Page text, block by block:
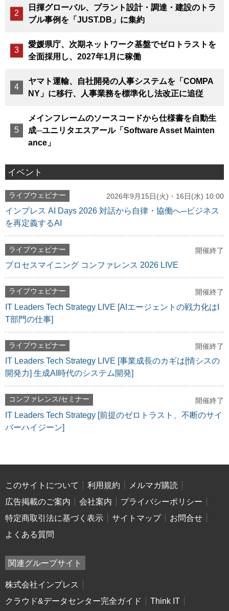
日揮グローバル、プラント設計・調達・建設のトラ
ブル事例を「JUST.DB」に集約
愛媛県庁、次期ネットワーク基盤でゼロトラストを
全面採用し、2027年1月に稼働
ヤマト運輸、自社開発の人事システムを「COMPA
NY」に移行、人事業務を標準化し法改正に追従
メインフレームのソースコードから仕様書を自動生
成─ユニリタエスアール「Software Asset Mainten
ance」
イベント
ライブウェビナー 2026年9月15日(火)・16日(水) 10:00
インプレス AI Days 2026 対話から自律・協働へ─ビジネス
を再定義するAI
ライブウェビナー 開催終了
プロセスマイニング コンファレンス 2026 LIVE
ライブウェビナー 開催終了
IT Leaders Tech Strategy LIVE [AIエージェントの戦力化はI
T部門の仕事]
ライブウェビナー 開催終了
IT Leaders Tech Strategy LIVE [事業成長のカギは[情シスの
開発力] 生成AI時代のシステム開発]
コンファレンス/セミナー 開催終了
IT Leaders Tech Strategy [前提のゼロトラスト、不断のサイ
バーハイジーン]
このサイトについて 利用規約
メルマガ購読
広告掲載のご案内
会社案内
プライバシーポリシー
特定商取引法に基づく表示
サイトマップ
お問合せ
よくある質問
関連グループサイト
株式会社インプレス
クラウド&データセンター完全ガイド
Think IT